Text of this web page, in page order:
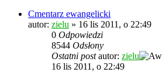
Cmentarz ewangelicki
autor: zielu » 16 lis 2011, o 22:49
0 Odpowiedzi
8544 Odsłony
Ostatni postautor: zielu
16 lis 2011, o 22:49